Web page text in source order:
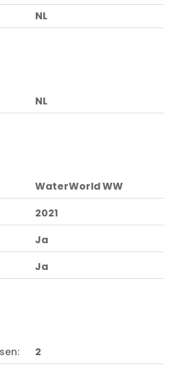
NL
NL
WaterWorld WW
2021
Ja
Ja
2